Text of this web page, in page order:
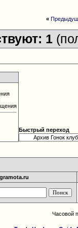
«
1
Быстрый переход
Часовой